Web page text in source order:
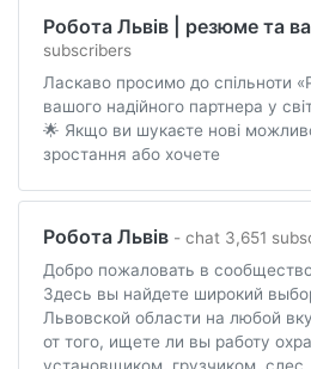
Робота Львів | резюме та
subscribers
Ласкаво просимо до спільноти
вашого надійного партнера у
🌟 Якщо ви шукаєте нові
зростання або хочете
Робота Львів - chat 3,651
Добро пожаловать в
Здесь вы найдете широкий
Львовской области на любой
от того, ищете ли вы работу